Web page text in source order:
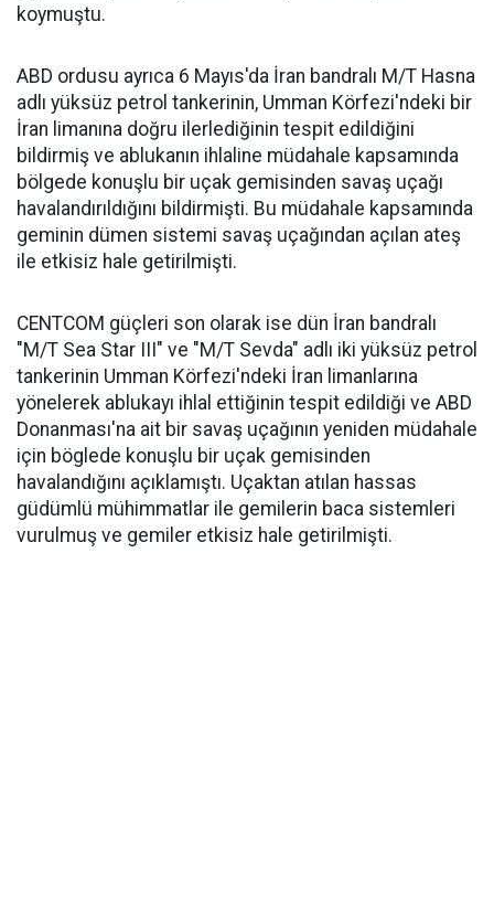
koymuştu.
ABD ordusu ayrıca 6 Mayıs'da İran bandralı M/T Hasna
adlı yüksüz petrol tankerinin, Umman Körfezi'ndeki bir
İran limanına doğru ilerlediğinin tespit edildiğini
bildirmiş ve ablukanın ihlaline müdahale kapsamında
bölgede konuşlu bir uçak gemisinden savaş uçağı
havalandırıldığını bildirmişti. Bu müdahale kapsamında
geminin dümen sistemi savaş uçağından açılan ateş
ile etkisiz hale getirilmişti.
CENTCOM güçleri son olarak ise dün İran bandralı
"M/T Sea Star III" ve "M/T Sevda" adlı iki yüksüz petrol
tankerinin Umman Körfezi'ndeki İran limanlarına
yönelerek ablukayı ihlal ettiğinin tespit edildiği ve ABD
Donanması'na ait bir savaş uçağının yeniden müdahale
için böglede konuşlu bir uçak gemisinden
havalandığını açıklamıştı. Uçaktan atılan hassas
güdümlü mühimmatlar ile gemilerin baca sistemleri
vurulmuş ve gemiler etkisiz hale getirilmişti.